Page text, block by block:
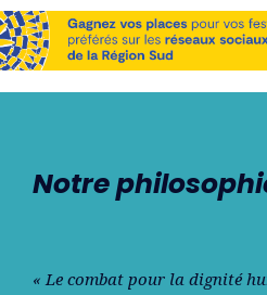
Notre
« Le combat pour la dignité